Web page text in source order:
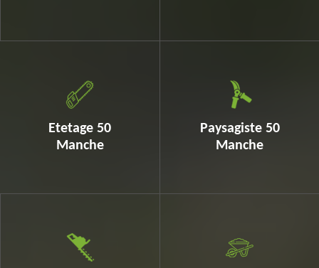
Etetage 50
Manche
Paysagiste 50
Manche